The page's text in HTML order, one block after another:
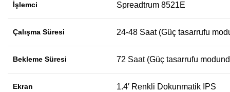
İşlemci Spreadtrum 8521E
Çalışma Süresi 24-48 Saat (Güç tasarrufu
Bekleme Süresi 72 Saat (Güç tasarrufu
Ekran 1.4′ Renkli Dokunmatik IPS